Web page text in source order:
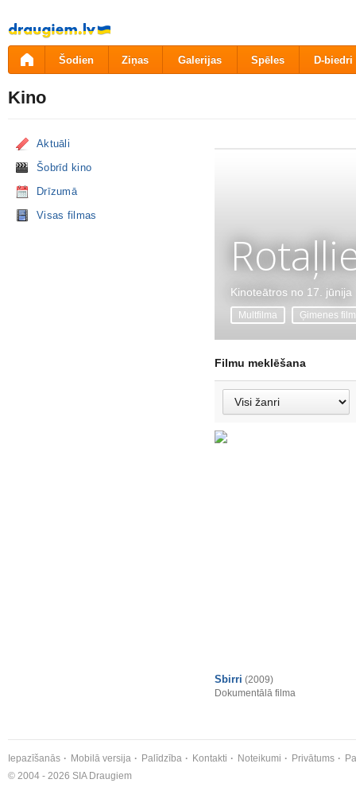
Pāriet
uz
saturu
Šodien Ziņas Galerijas Spēles D-biedri
Kino
Aktuāli
Šobrīd kino
Drīzumā
Visas filmas
Kinoteātros no 17. jūnija
Multfilma Ģimenes
Filmu meklēšana
Sbirri (2009)
Dokumentālā filma
Iepazīšanās Mobilā versija Palīdzība Kontakti Noteikumi Privātums
© 2004 - 2026 SIA Draugiem